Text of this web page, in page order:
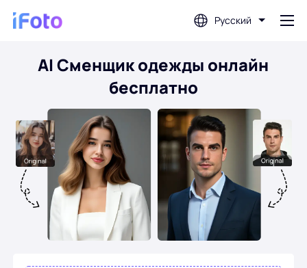
Русский
Войти
Фоторедактор с искусственным
интеллектом
Удаление фона
Фотоулучшитель
AI Сменщик одежды онлайн
бесплатно